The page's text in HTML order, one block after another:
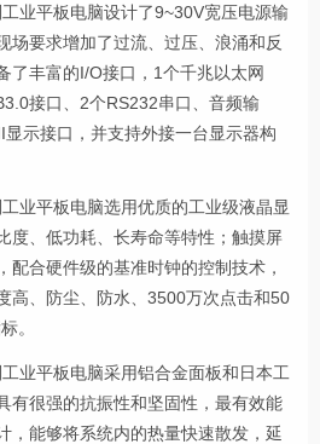
工业平板电脑设计了9~30V宽压电源输
场要求增加了过流、过压、浪涌和反
了丰富的I/O接口，1个千兆以太网
接口、2个RS232串口、音频输
示接口，并支持外接一台显示器构
工业平板电脑选用优质的工业级液晶显
度、低功耗、长寿命等特性；触摸屏
配合硬件级的基准时钟的控制技术，
高、防尘、防水、3500万次点击和50
。
工业平板电脑采用铝合金面板和日本工
有很强的抗振性和坚固性，最有效能
，能够将系统内的热量快速散发，延